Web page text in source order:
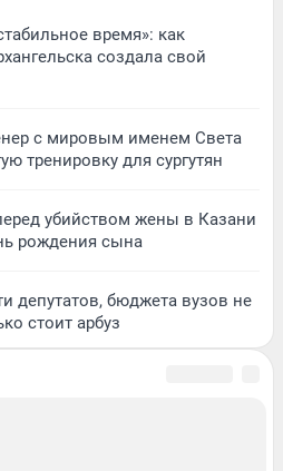
время»: как
создала свой
с мировым именем Света
тренировку для сургутян
убийством жены в Казани
рождения сына
депутатов, бюджета вузов не
стоит арбуз